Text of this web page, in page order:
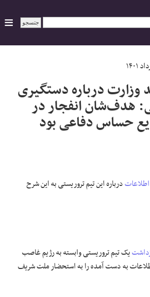
۱۴۰۱
وزارت درباره دستگیری
هدف‌شان انفجار در
حساس دفاعی بود
درباره این تیم تروریستی به این شرح
یک تیم تروریستی وابسته به رژیم غاصب
به دست آمده را به استحضار ملت شریف